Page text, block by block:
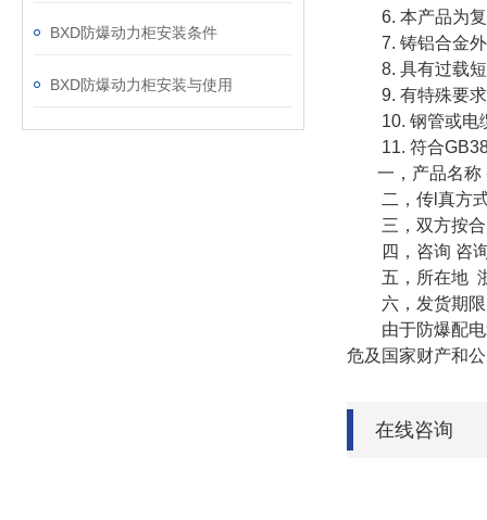
BXD防爆动力柜安装条件
BXD防爆动力柜安装与使用
6. 本产品为复
7. 铸铝合金外
8. 具有过载短
9. 有特殊要求
10. 钢管或电
11. 符合
一，产品名称
二，传l真方式
三，双方按合
四，咨询 咨询
五，所在地 浙
六，发货期限
由于防爆配电箱
危及国家财产和
在线咨询